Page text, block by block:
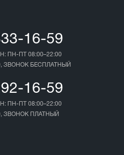
16-59
ПН-ПТ 08:00–22:00
ЗВОНОК БЕСПЛАТНЫЙ
16-59
ПН-ПТ 08:00–22:00
ЗВОНОК ПЛАТНЫЙ